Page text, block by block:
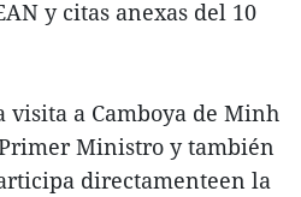
y citas anexas del 10
visita a Camboya de Minh
Ministro y también
directamenteen la